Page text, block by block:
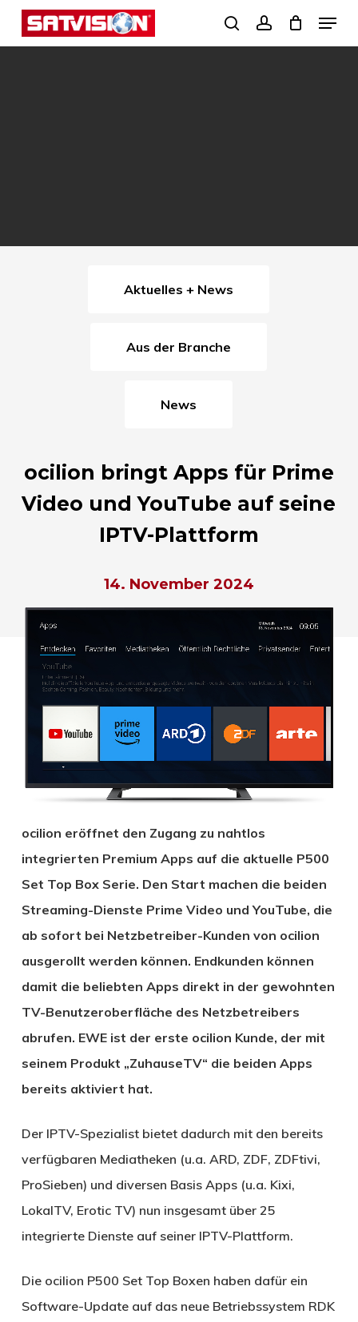
Skip
search
Menu
Aktuelles + News
Aus der Branche
News
ocilion bringt Apps für Prime
Video und YouTube auf seine
IPTV-Plattform
14. November 2024
ocilion eröffnet den Zugang zu nahtlos
integrierten Premium Apps auf die aktuelle P500
Set Top Box Serie. Den Start machen die beiden
Streaming-Dienste Prime Video und YouTube, die
ab sofort bei Netzbetreiber-Kunden von ocilion
ausgerollt werden können. Endkunden können
damit die beliebten Apps direkt in der gewohnten
TV-Benutzeroberfläche des Netzbetreibers
abrufen. EWE ist der erste ocilion Kunde, der mit
seinem Produkt „ZuhauseTV“ die beiden Apps
bereits aktiviert hat.
Der IPTV-Spezialist bietet dadurch mit den bereits
verfügbaren Mediatheken (u.a. ARD, ZDF, ZDFtivi,
ProSieben) und diversen Basis Apps (u.a. Kixi,
LokalTV, Erotic TV) nun insgesamt über 25
integrierte Dienste auf seiner IPTV-Plattform.
Die ocilion P500 Set Top Boxen haben dafür ein
Software-Update auf das neue Betriebssystem RDK